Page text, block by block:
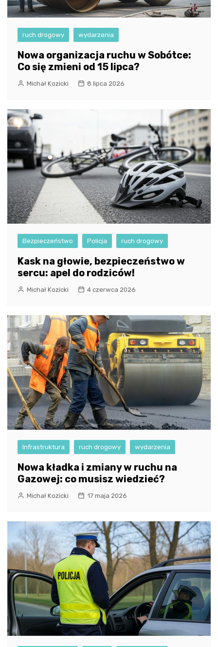
ruch drogowy wydarzenia
Nowa organizacja ruchu w Sobótce:
Co się zmieni od 15 lipca?
Michał Kozicki 8 lipca 2026
Bezpieczeństwo Policja ruch drogowy
Kask na głowie, bezpieczeństwo w
sercu: apel do rodziców!
Michał Kozicki 4 czerwca 2026
Infrastruktura ruch drogowy wydarzenia
Nowa kładka i zmiany w ruchu na
Gazowej: co musisz wiedzieć?
Michał Kozicki 17 maja 2026